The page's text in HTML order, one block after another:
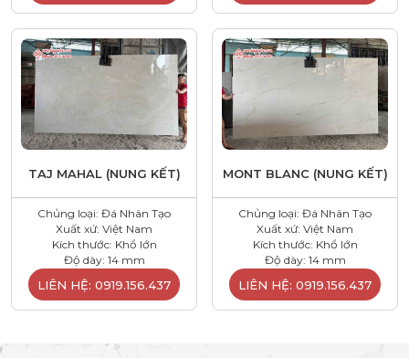
TAJ MAHAL (NUNG KẾT)
Chủng loại: Đá Nhân Tạo
Xuất xứ: Việt Nam
Kích thước: Khổ lớn
Độ dày: 14 mm
LIÊN HỆ: 0919.156.437
MONT BLANC (NUNG KẾT)
Chủng loại: Đá Nhân Tạo
Xuất xứ: Việt Nam
Kích thước: Khổ lớn
Độ dày: 14 mm
LIÊN HỆ: 0919.156.437